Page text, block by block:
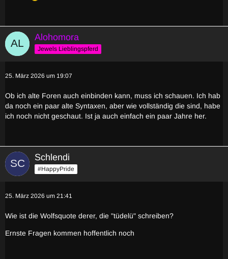
Alohomora
Jewels Lieblingspferd
25. März 2026 um 19:07
Ob ich alte Foren auch einbinden kann, muss ich schauen. Ich hab
da noch ein paar alte Syntaxen, aber wie vollständig die sind, habe
ich noch nicht geschaut. Ist ja auch einfach ein paar Jahre her.
Schlendi
#HappyPride
25. März 2026 um 21:41
Wie ist die Wolfsquote derer, die "tüdelü" schreiben?
Ernste Fragen kommen hoffentlich noch